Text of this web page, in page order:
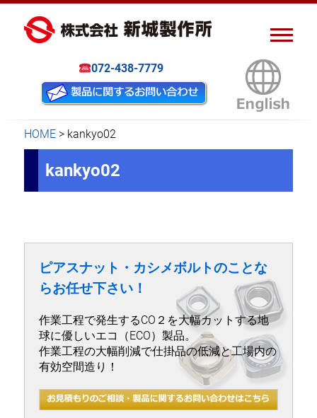
ピアスナット、クリンチボル
新城製作所
072-438-7779
HOME > kankyo02
kankyo02
ピアスナット・カシメボルトのことな
らお任せ下さい！
作業工程で発生するCO２を大幅カットする地
球に優しいエコ（ECO）製品。
作業工程の大幅削減で仕掛品の低減と工場内の
有効空間造り！